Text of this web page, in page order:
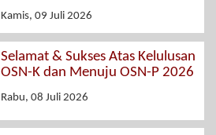
Kamis, 09 Juli 2026
Selamat & Sukses Atas Kelulusan
OSN-K dan Menuju OSN-P 2026
Rabu, 08 Juli 2026